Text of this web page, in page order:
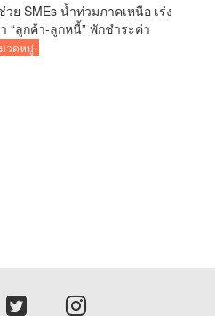
ย SMEs น้ำท่วมภาคเหนือ เร่ง
“ลูกค้า-ลูกหนี้” พักชำระค่า
ยม-ค่างวด
วดหมู่